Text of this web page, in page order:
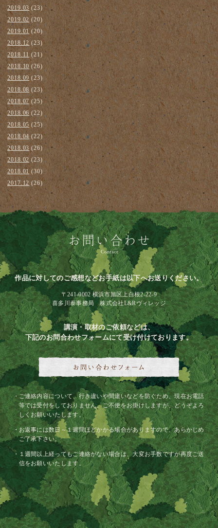
2019.03(23)
2019.02 (20)
2019.01(20)
2018.12 (23)
2018.11(21)
2018.10(26)
2018.09(23)
2018.08 (23)
2018.07(25)
2018.06(22)
2018.05(25)
2018.04 (22)
2018.03(26)
2018.02(23)
2018.01(30)
2017.12(26)
作品に対してのご感想などお手紙は以下へお送りください。
〒241-0002 横浜市旭区上白根2-22-9
喜多川泰事務局 株式会社L&Rヴィレッジ
講演・取材のご依頼などは、
下記のお問合わせフォームにて受け付けております。
ご連絡内容について、行き違いや間違いなどを防ぐため、現在お電話
等では受付をしておりません。ご不便をお掛けしますが、どうぞよろ
しくお願いいたします。
お返事には数日～１週間ほどかかる場合がありますので、あらかじめ
ご了承下さい。
１週間以上経ってもご連絡がない場合は、大変お手数ですが再度ご送
信をお願いいたします。